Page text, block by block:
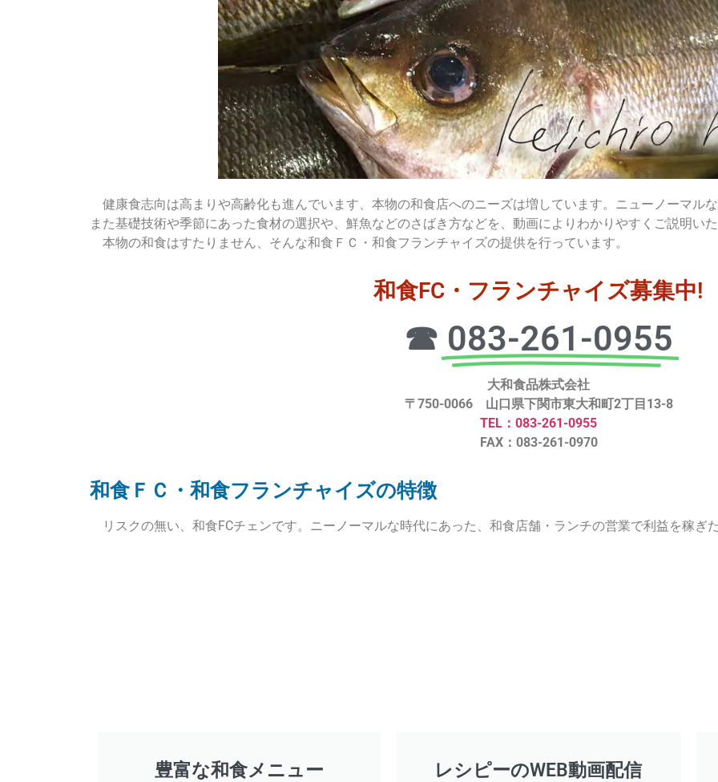
健康食志向は高まりや高齢化も進んでいます、本物の和食店へのニーズは増しています。ニューノーマル
また基礎技術や季節にあった食材の選択や、鮮魚などのさばき方などを、動画によりわかりやすくご説明いた
本物の和食はすたりません、そんな和食ＦＣ・和食フランチャイズの提供を行っています。
和食FC・フランチャイズ募集中!
☎ 083-261-0955
大和食品株式会社
〒750-0066 山口県下関市東大和町2丁目13-8
TEL：083-261-0955
FAX：083-261-0970
和食ＦＣ・和食フランチャイズの特徴
リスクの無い、和食FCチェンです。ニーノーマルな時代にあった、和食店舗・ランチの営業で利益を稼ぎ
豊富な和食メニュー レシピーのWEB動画配信